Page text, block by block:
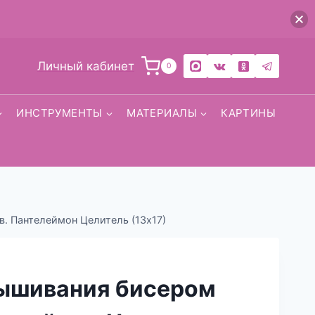
Личный кабинет 0
ИНСТРУМЕНТЫ МАТЕРИАЛЫ КАРТИНЫ
Пантелеймон Целитель (13х17)
бисером